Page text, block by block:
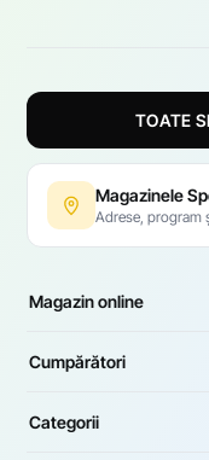
TOATE
Magazinele
Adrese, program
Magazin online
Cumpărători
Categorii